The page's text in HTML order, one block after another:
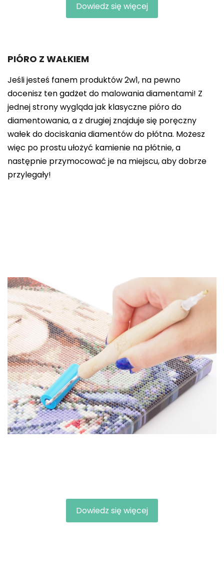
Dowiedz się więcej
PIÓRO Z WAŁKIEM
Jeśli jesteś fanem produktów 2w1, na pewno
docenisz ten gadżet do malowania diamentami! Z
jednej strony wygląda jak klasyczne pióro do
diamentowania, a z drugiej znajduje się poręczny
wałek do dociskania diamentów do płótna. Możesz
więc po prostu ułożyć kamienie na płótnie, a
następnie przymocować je na miejscu, aby dobrze
przylegały!
Dowiedz się więcej